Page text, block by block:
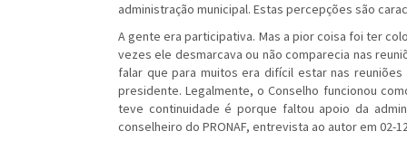
administração municipal. Estas percepções são
A gente era participativa. Mas a pior coisa foi ter
vezes ele desmarcava ou não comparecia nas
falar que para muitos era difícil estar nas
presidente. Legalmente, o Conselho funcionou
teve continuidade é porque faltou apoio da
conselheiro do PRONAF, entrevista ao autor em 02-